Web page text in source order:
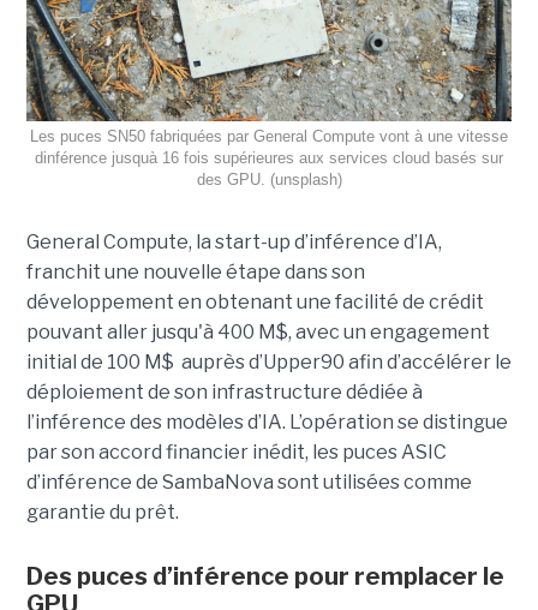
Les puces SN50 fabriquées par General Compute vont à une vitesse
dinférence jusquà 16 fois supérieures aux services cloud basés sur
des GPU. (unsplash)
General Compute, la start-up d’inférence d’IA,
franchit une nouvelle étape dans son
développement en obtenant une facilité de crédit
pouvant aller jusqu'à 400 M$, avec un engagement
initial de 100 M$ auprès d’Upper90 afin d’accélérer le
déploiement de son infrastructure dédiée à
l’inférence des modèles d’IA. L’opération se distingue
par son accord financier inédit, les puces ASIC
d’inférence de SambaNova sont utilisées comme
garantie du prêt.
Des puces d’inférence pour remplacer le